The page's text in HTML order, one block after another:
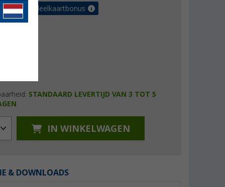
de voordeelkaartbonus
STANDAARD LEVERTIJD VAN 3 TOT 5
IN WINKELWAGEN
& DOWNLOADS